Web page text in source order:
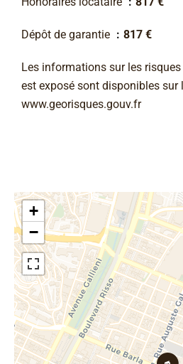
Dépôt de garantie 817 €
Les informations sur les
est exposé sont disponibles sur
www.georisques.gouv.fr
+
−